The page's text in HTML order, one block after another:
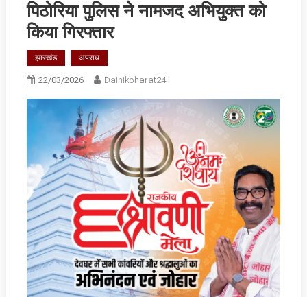
पिठोरिया पुलिस ने नामजद अभियुक्त को
किया गिरफ्तार
झारखंड अपराध
22/03/2026 Dainikbharat24